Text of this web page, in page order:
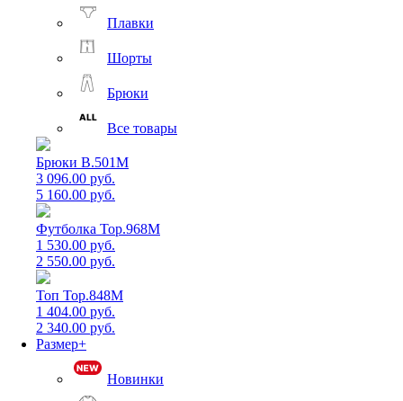
Плавки
Шорты
Брюки
Все товары
Брюки B.501M
3 096.00 руб.
5 160.00 руб.
Футболка Top.968M
1 530.00 руб.
2 550.00 руб.
Топ Top.848M
1 404.00 руб.
2 340.00 руб.
Размер+
Новинки